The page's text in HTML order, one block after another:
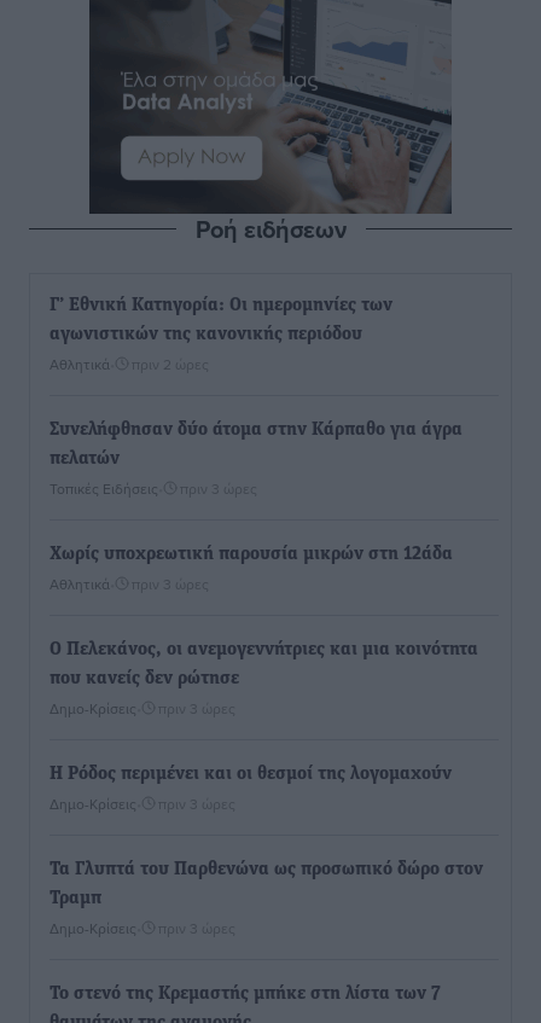
Ροή ειδήσεων
Γ’ Εθνική Κατηγορία: Οι ημερομηνίες των
αγωνιστικών της κανονικής περιόδου
Αθλητικά πριν 2 ώρες
Συνελήφθησαν δύο άτομα στην Κάρπαθο για άγρα
πελατών
Τοπικές Ειδήσεις πριν 3 ώρες
Χωρίς υποχρεωτική παρουσία μικρών στη 12άδα
Αθλητικά πριν 3 ώρες
Ο Πελεκάνος, οι ανεμογεννήτριες και μια κοινότητα
που κανείς δεν ρώτησε
Δημο-Κρίσεις πριν 3 ώρες
Η Ρόδος περιμένει και οι θεσμοί της λογομαχούν
Δημο-Κρίσεις πριν 3 ώρες
Τα Γλυπτά του Παρθενώνα ως προσωπικό δώρο στον
Τραμπ
Δημο-Κρίσεις πριν 3 ώρες
Το στενό της Κρεμαστής μπήκε στη λίστα των 7